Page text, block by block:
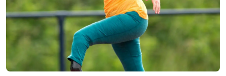
M line plaatst
functionele,
analytische en
marketing cookies.
Dankzij functionele
cookies werkt de
website goed, terwijl